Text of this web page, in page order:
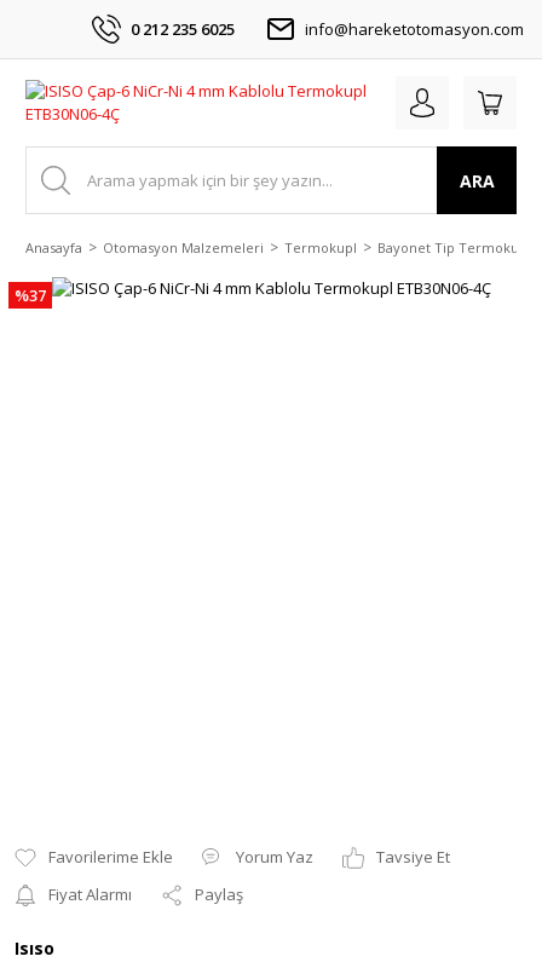
0 212 235 6025 info@hareketotomasyon.com
ARA
Anasayfa Otomasyon Malzemeleri Termokupl Bayonet Tip Termokupl
%37
Yorum Yaz
Tavsiye Et
Fiyat Alarmı
Paylaş
Isıso